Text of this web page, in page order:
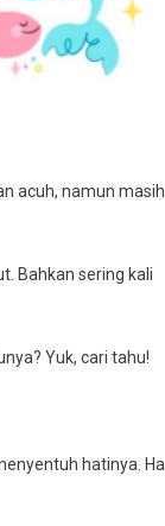
acuh, namun masih
Bahkan sering kali
Yuk, cari tahu!
hatinya. Hal